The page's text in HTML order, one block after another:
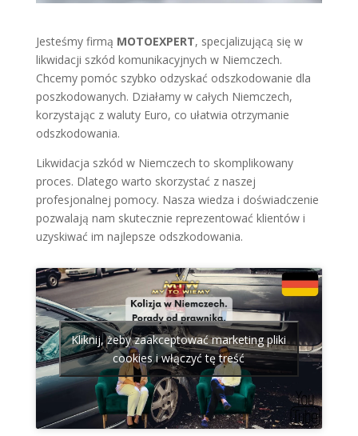
Jesteśmy firmą MOTOEXPERT, specjalizującą się w
likwidacji szkód komunikacyjnych w Niemczech.
Chcemy pomóc szybko odzyskać odszkodowanie dla
poszkodowanych. Działamy w całych Niemczech,
korzystając z waluty Euro, co ułatwia otrzymanie
odszkodowania.
Likwidacja szkód w Niemczech to skomplikowany
proces. Dlatego warto skorzystać z naszej
profesjonalnej pomocy. Nasza wiedza i doświadczenie
pozwalają nam skutecznie reprezentować klientów i
uzyskiwać im najlepsze odszkodowania.
Kliknij, żeby zaakceptować marketing pliki
cookies i włączyć tę treść